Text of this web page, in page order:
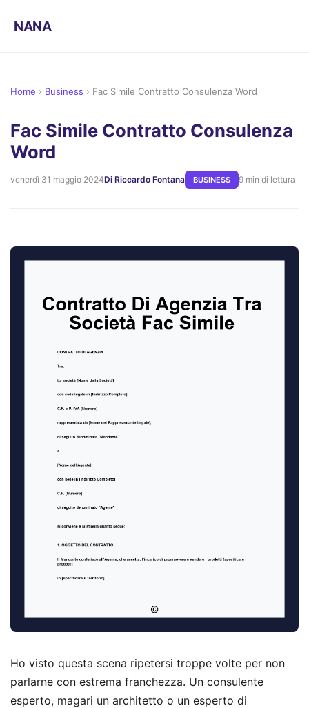
NANA
Home › Business › Fac Simile Contratto Consulenza Word
Fac Simile Contratto Consulenza
Word
venerdì 31 maggio 2024Di Riccardo Fontana BUSINESS 9 min di lettura
Ho visto questa scena ripetersi troppe volte per non
parlarne con estrema franchezza. Un consulente
esperto, magari un architetto o un esperto di